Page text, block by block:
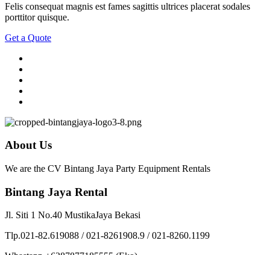
Felis consequat magnis est fames sagittis ultrices placerat sodales
porttitor quisque.
Get a Quote
About Us
We are the CV Bintang Jaya Party Equipment Rentals
Bintang Jaya Rental
Jl. Siti 1 No.40 MustikaJaya Bekasi
Tlp.021-82.619088 / 021-8261908.9 / 021-8260.1199